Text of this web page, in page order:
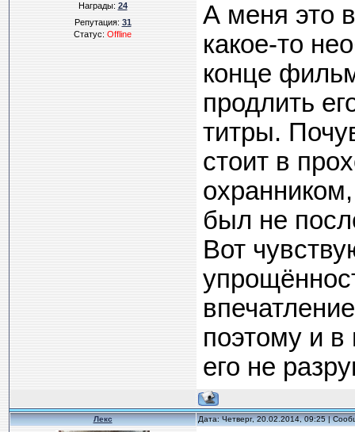
Награды:24
Репутация:31
Статус:Offline
А меня это
какое-то
конце
продлить
титры.
стоит в
был не
Вот
поэтому и в
его не
Лекс Дата: Четверг, 20.02.2014, 09:25 |